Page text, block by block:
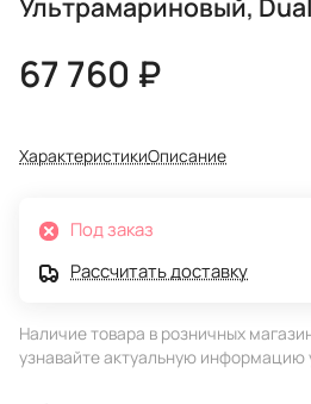
Ультрамариновый,
67 760 ₽
ХарактеристикиОписание
Под заказ
Рассчитать доставку
Наличие товара в розничных
узнавайте актуальную